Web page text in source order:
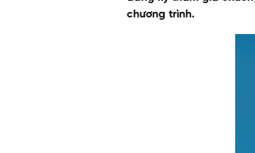
chương trình.